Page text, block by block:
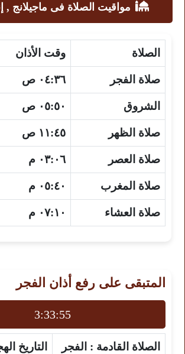
مواقيت الصلاة فى ماجيلانج ,
الصلاة وقت الأذان
صلاة الفجر ٠٤:٣٦ ص
الشروق ٠٥:٥٠ ص
صلاة الظهر ١١:٤٥ ص
صلاة العصر ٠٣:٠٦ م
صلاة المغرب ٠٥:٤٠ م
صلاة العشاء ٠٧:١٠ م
المتبقى على رفع أذان الفجر
3:33:54
الصلاة القادمة : الفجر التاريخ